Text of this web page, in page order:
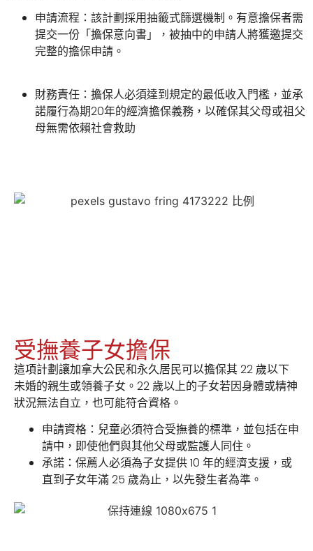
申請流程：該計劃採用抽籤式篩選機制。有意擔保者需
提交一份「擔保意向書」，被抽中的申請人將獲邀提交
完整的擔保申請。
財務責任：擔保人必須達到規定的最低收入門檻，並承
諾履行為期20年的經濟擔保義務，以確保其父母或祖父
母無需依賴社會救助
受撫養子女擔保
這項計劃讓加拿大公民和永久居民可以擔保其 22 歲以下
未婚的親生或領養子女。22 歲以上的子女若因身體或精神
狀況無法自立，也可能符合資格。
申請資格： 兒童必須符合受撫養的標準，並包括在申
請中，即使他們與其他父母或監護人同住。
承諾： 保薦人必須為子女提供 10 年的經濟支援，或
直到子女年滿 25 歲為止，以先發生者為準。